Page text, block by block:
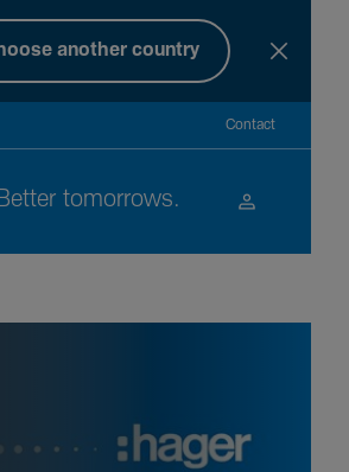
another country
Contact
tomor­rows.